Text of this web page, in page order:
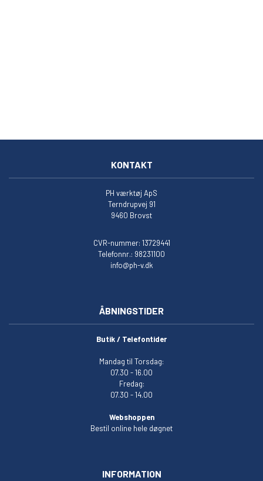
KONTAKT
PH værktøj ApS
Terndrupvej 91
9460 Brovst
CVR-nummer: 13729441
Telefonnr.: 98231100
info@ph-v.dk
ÅBNINGSTIDER
Butik / Telefontider
Mandag til Torsdag:
07.30 - 16.00
Fredag:
07.30 - 14.00
Webshoppen
Bestil online hele døgnet
INFORMATION